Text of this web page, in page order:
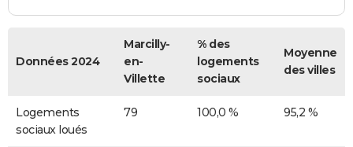
Données 2024
Marcilly-
en-
Villette
% des
logements
sociaux
Moyenne
des villes
Logements
sociaux loués
79 100,0 % 95,2 %